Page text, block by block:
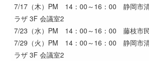
7/17（木）PM 14：00～16：00 静岡市
ラザ 3F 会議室2
7/23（水）PM 14：00～16：00 藤枝市
7/29（火）PM 14：00～16：00 静岡市
ラザ 3F 会議室2